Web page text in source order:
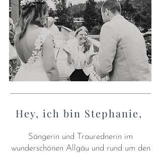
Hey, ich bin Stephanie,
Sängerin und Traurednerin im
wunderschönen Allgäu und rund um den